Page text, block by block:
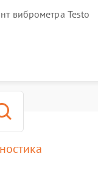
виброметра Testo